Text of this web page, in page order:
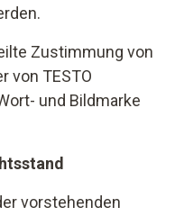
Zustimmung von
von TESTO
und Bildmarke
vorstehenden